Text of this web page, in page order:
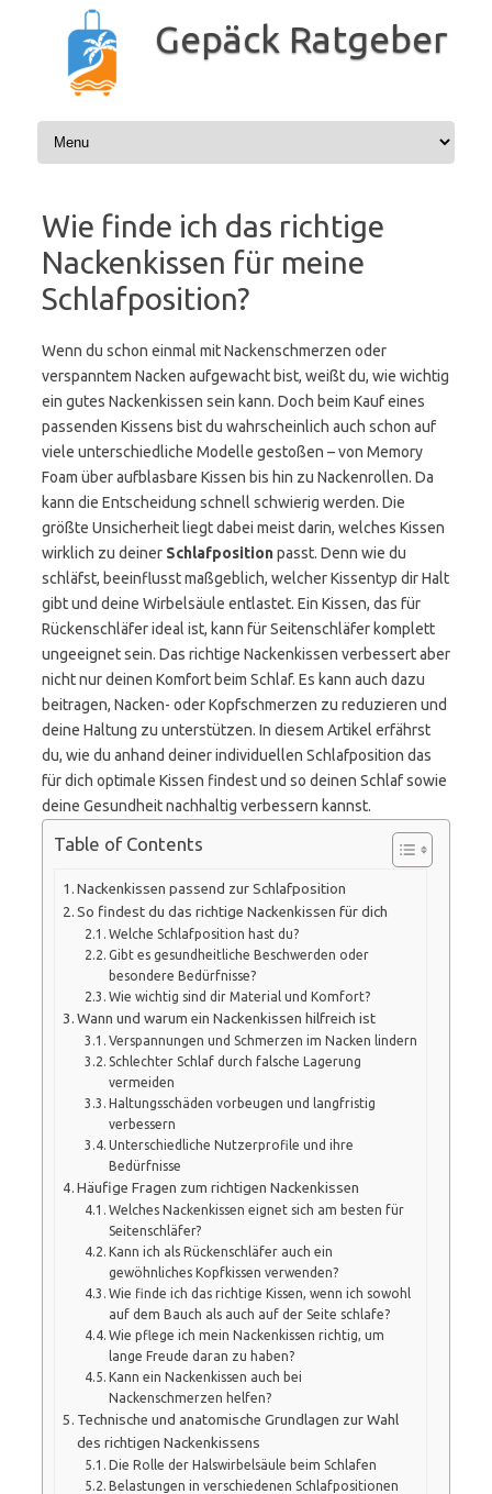
springen
Gepäck Ratgeber
Wie finde ich das richtige
Nackenkissen für meine
Schlafposition?
Wenn du schon einmal mit Nackenschmerzen oder
verspanntem Nacken aufgewacht bist, weißt du, wie wichtig
ein gutes Nackenkissen sein kann. Doch beim Kauf eines
passenden Kissens bist du wahrscheinlich auch schon auf
viele unterschiedliche Modelle gestoßen – von Memory
Foam über aufblasbare Kissen bis hin zu Nackenrollen. Da
kann die Entscheidung schnell schwierig werden. Die
größte Unsicherheit liegt dabei meist darin, welches Kissen
wirklich zu deiner Schlafpositionpasst. Denn wie du
schläfst, beeinflusst maßgeblich, welcher Kissentyp dir Halt
gibt und deine Wirbelsäule entlastet. Ein Kissen, das für
Rückenschläfer ideal ist, kann für Seitenschläfer komplett
ungeeignet sein. Das richtige Nackenkissen verbessert aber
nicht nur deinen Komfort beim Schlaf. Es kann auch dazu
beitragen, Nacken- oder Kopfschmerzen zu reduzieren und
deine Haltung zu unterstützen. In diesem Artikel erfährst
du, wie du anhand deiner individuellen Schlafposition das
für dich optimale Kissen findest und so deinen Schlaf sowie
deine Gesundheit nachhaltig verbessern kannst.
Table of Contents
Nackenkissen passend zur Schlafposition
So findest du das richtige Nackenkissen für dich
Welche Schlafposition hast du?
Gibt es gesundheitliche Beschwerden oder
besondere Bedürfnisse?
Wie wichtig sind dir Material und Komfort?
Wann und warum ein Nackenkissen hilfreich ist
Verspannungen und Schmerzen im Nacken lindern
Schlechter Schlaf durch falsche Lagerung
vermeiden
Haltungsschäden vorbeugen und langfristig
verbessern
Unterschiedliche Nutzerprofile und ihre
Bedürfnisse
Häufige Fragen zum richtigen Nackenkissen
Welches Nackenkissen eignet sich am besten für
Seitenschläfer?
Kann ich als Rückenschläfer auch ein
gewöhnliches Kopfkissen verwenden?
Wie finde ich das richtige Kissen, wenn ich sowohl
auf dem Bauch als auch auf der Seite schlafe?
Wie pflege ich mein Nackenkissen richtig, um
lange Freude daran zu haben?
Kann ein Nackenkissen auch bei
Nackenschmerzen helfen?
Technische und anatomische Grundlagen zur Wahl
des richtigen Nackenkissens
Die Rolle der Halswirbelsäule beim Schlafen
Belastungen in verschiedenen Schlafpositionen